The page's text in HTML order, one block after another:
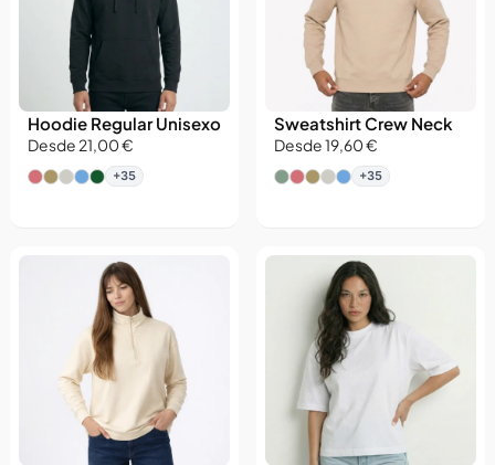
Hoodie Regular Unisexo
Desde 21,00 €
+35
Sweatshirt Crew Neck
Desde 19,60 €
+35